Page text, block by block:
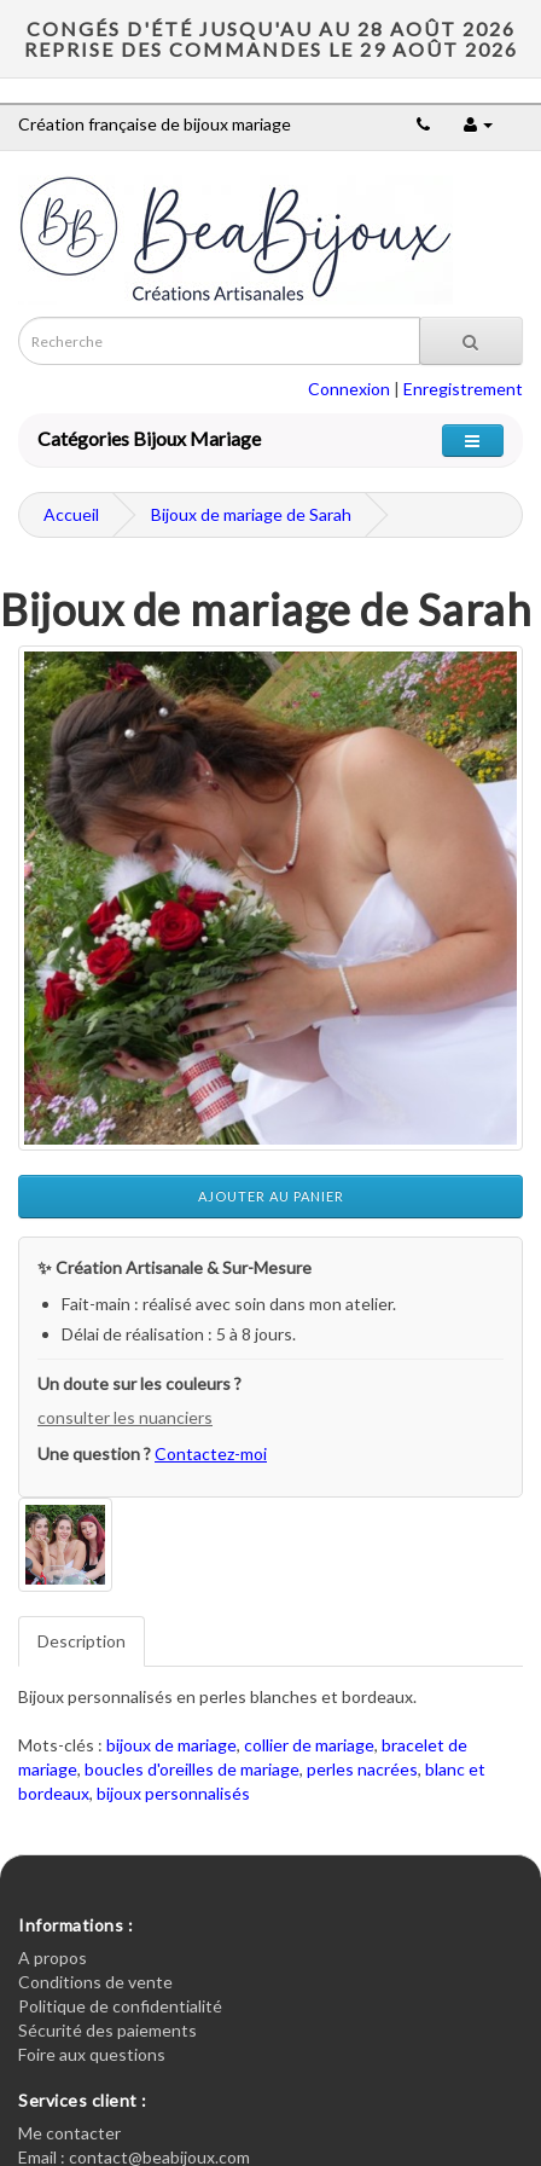
CONGÉS D'ÉTÉ JUSQU'AU AU 28 AOÛT 2026
REPRISE DES COMMANDES LE 29 AOÛT 2026
Création française de bijoux mariage
Connexion | Enregistrement
Catégories Bijoux Mariage
Accueil Bijoux de mariage de Sarah
Bijoux de mariage de Sarah
AJOUTER AU PANIER
✨ Création Artisanale & Sur-Mesure
Fait-main : réalisé avec soin dans mon atelier.
Délai de réalisation : 5 à 8 jours.
Un doute sur les couleurs ?
consulter les nuanciers
Une question ?Contactez-moi
Description
Bijoux personnalisés en perles blanches et bordeaux.
Mots-clés : bijoux de mariage, collier de mariage, bracelet de
mariage, boucles d'oreilles de mariage, perles nacrées, blanc et
bordeaux, bijoux personnalisés
Informations :
A propos
Conditions de vente
Politique de confidentialité
Sécurité des paiements
Foire aux questions
Services client :
Me contacter
Email : contact@beabijoux.com